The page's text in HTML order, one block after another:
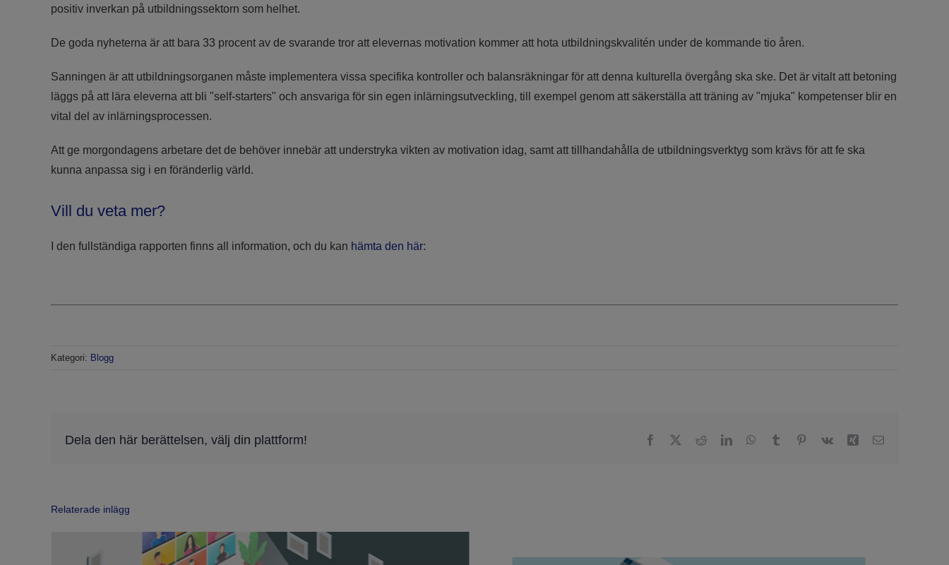
positiv inverkan på utbildningssektorn som helhet.
De goda nyheterna är att bara 33 procent av de svarande tror att elevernas motivation kommer att hota utbildningskvalitén under de kommande tio åren.
Sanningen är att utbildningsorganen måste implementera vissa specifika kontroller och balansräkningar för att denna kulturella övergång ska ske. Det är vitalt att betoning
läggs på att lära eleverna att bli "self-starters" och ansvariga för sin egen inlärningsutveckling, till exempel genom att säkerställa att träning av "mjuka" kompetenser blir en
vital del av inlärningsprocessen.
Att ge morgondagens arbetare det de behöver innebär att understryka vikten av motivation idag, samt att tillhandahålla de utbildningsverktyg som krävs för att fe ska
kunna anpassa sig i en föränderlig värld.
Vill du veta mer?
I den fullständiga rapporten finns all information, och du kan hämta den här:
Kategori: Blogg
Dela den här berättelsen, välj din plattform! FacebookRedditLinkedInWhatsApp
Tumblr Pinterest
Vk XingEmail
Relaterade inlägg